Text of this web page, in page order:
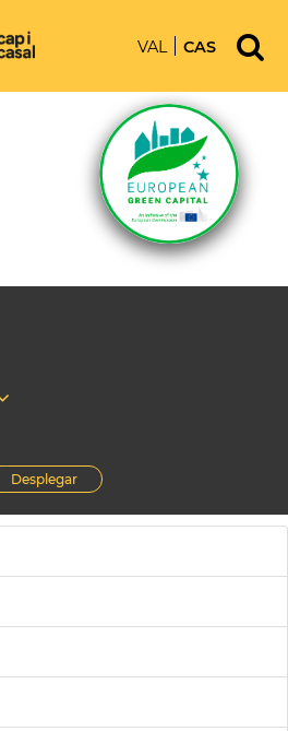
VAL CAS
Desplegar